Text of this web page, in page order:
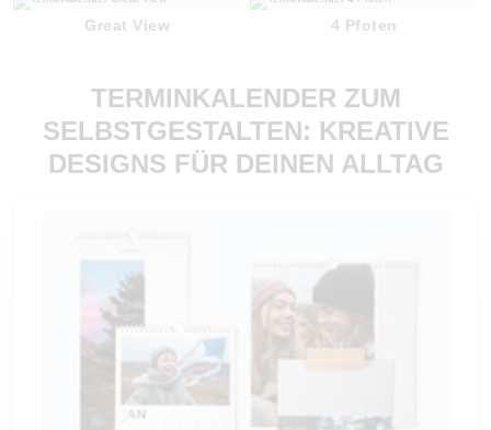
Great View 4 Pfoten
TERMINKALENDER ZUM
SELBSTGESTALTEN: KREATIVE
DESIGNS FÜR DEINEN ALLTAG